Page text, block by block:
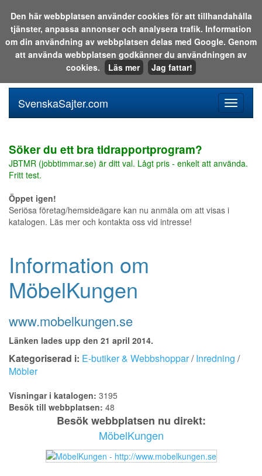
Sök i katalogen eller på webben:
meny
SvenskaSajter.com
Söker du ett bra tidrapportprogram?
JBTMR (jobbtimmar.se) är ditt val. Lågt pris - enkelt att använda.
Fritt test.
Öppet igen!
Seriösa företag/hemsideägare kan nu anmäla om att visas i
katalogen. Läs mer och kontakta oss vid intresse!
Information om
MöbelKungen
www.mobelkungen.se
Länken lades upp den 21 april 2014.
Kategoriserad i: E-butiker & Webbshoppar/Inredning /
Möbler
Visningar i katalogen: 3195
Besök till webbplatsen: 48
Besök webbplatsen nu direkt:
MöbelKungen
Den här webbplatsen använder cookies för att tillhandahålla
tjänster, anpassa annonser och analysera trafik. Information
om din användning av webbplatsen delas med Google. Genom
att använda webbplatsen godkänner du användningen av
cookies.
Läs mer Jag fattar!